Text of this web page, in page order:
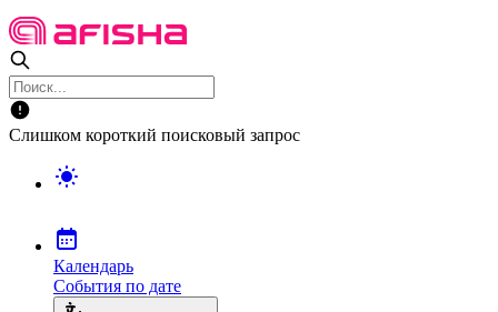
Слишком короткий поисковый запрос
Календарь
События по дате